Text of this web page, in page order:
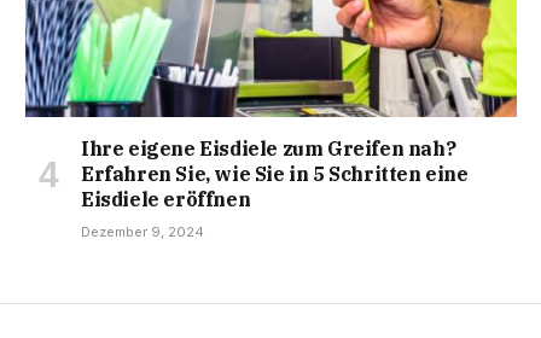
Ihre eigene Eisdiele zum Greifen nah?
Erfahren Sie, wie Sie in 5 Schritten eine
Eisdiele eröffnen
Dezember 9, 2024